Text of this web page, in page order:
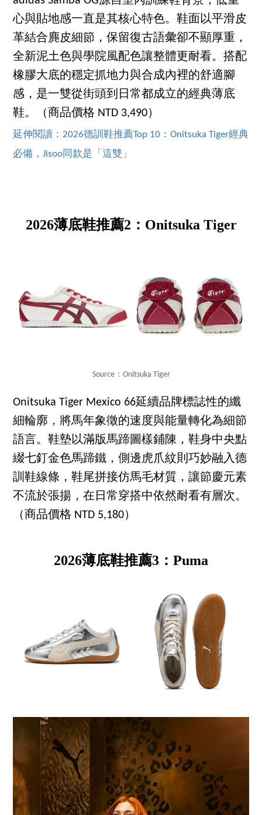
心與貼地感一直是其核心特色。鞋面以平滑皮
革結合麂皮細節，保留復古語彙卻不顯厚重，
全新泥土色與學院風配色讓整體更耐看。搭配
橡膠大底的穩定抓地力與合成內裡的舒適腳
感，是一雙從街頭到日常都成立的經典薄底
鞋。（商品價格 NTD 3,490）
延伸閱讀：2026德訓鞋推薦Top 10：Onitsuka Tiger經典
必備，Jisoo同款是「這雙」
2026薄底鞋推薦2：Onitsuka Tiger
Source：Onitsuka Tiger
Onitsuka Tiger Mexico 66延續品牌標誌性的纖
細輪廓，將馬年象徵的速度與能量轉化為細節
語言。鞋墊以滿版馬蹄圖樣鋪陳，鞋身中央點
綴七釘金色馬蹄鐵，側邊虎爪紋則巧妙融入德
訓鞋線條，鞋尾拼接仿馬毛材質，讓節慶元素
不流於張揚，在日常穿搭中依然耐看有層次。
（商品價格 NTD 5,180）
2026薄底鞋推薦3：Puma